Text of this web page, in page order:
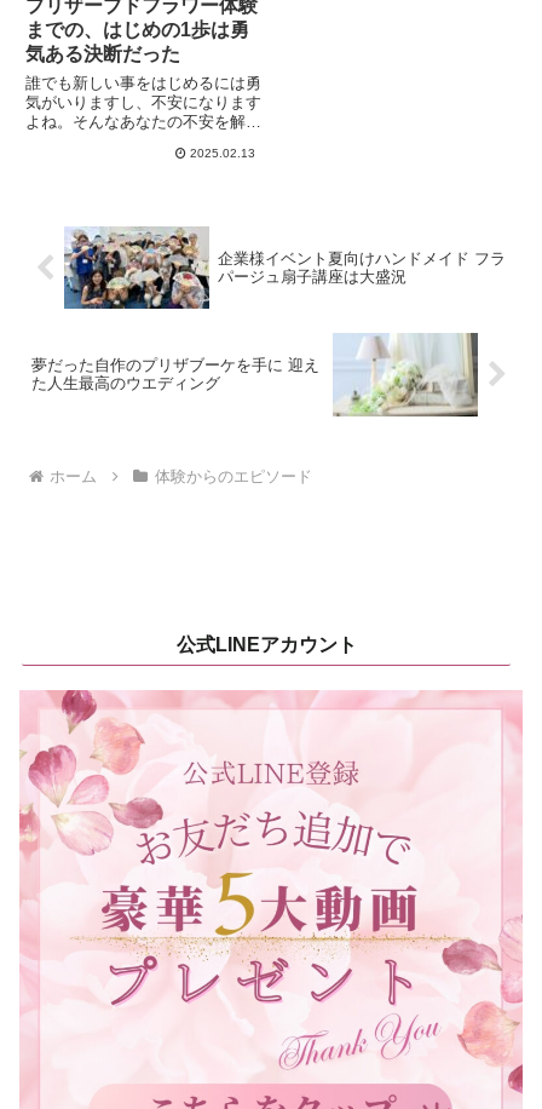
プリザーブドフラワー体験
までの、はじめの1歩は勇
気ある決断だった
誰でも新しい事をはじめるには勇
気がいりますし、不安になります
よね。そんなあなたの不安を解消
の「体験レッスンまでの生徒さま
ります。
2025.02.13
企業様イベント夏向けハンドメイド フラ
パージュ扇子講座は大盛況
夢だった自作のプリザブーケを手に 迎え
た人生最高のウエディング
ホーム 体験からのエピソード
公式LINEアカウント